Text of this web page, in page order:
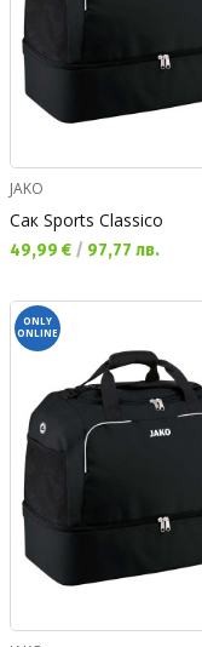
JAKO
Сак Sports Classico
Текуща цена:
49,99 € / 97,77 лв.
ONLY
ONLINE